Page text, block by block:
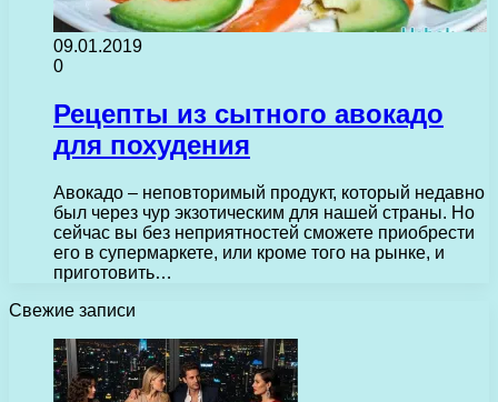
09.01.2019
0
Рецепты из сытного авокадо
для похудения
Авокадо – неповторимый продукт, который недавно
был через чур экзотическим для нашей страны. Но
сейчас вы без неприятностей сможете приобрести
его в супермаркете, или кроме того на рынке, и
приготовить…
Свежие записи